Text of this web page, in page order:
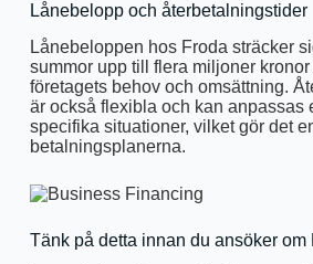
Lånebelopp och återbetalningstider
Lånebeloppen hos Froda sträcker
summor upp till flera miljoner
företagets behov och omsättning.
är också flexibla och kan anpassas
specifika situationer, vilket gör det
betalningsplanerna.
Tänk på detta innan du ansöker om